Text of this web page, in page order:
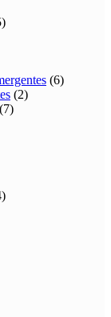
(6)
(2)
(7)